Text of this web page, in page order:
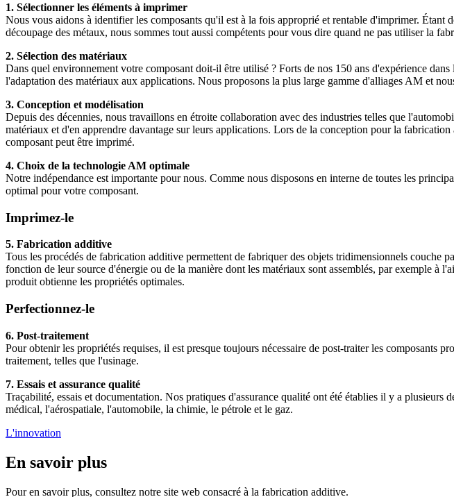
1. Sélectionner les éléments à imprimer
Nous vous aidons à identifier les composants qu'il est à la fois approprié et rentable d'imprimer.
découpage des métaux, nous sommes tout aussi compétents pour vous dire quand ne pas utiliser la
2. Sélection des matériaux
Dans quel environnement votre composant doit-il être utilisé ? Forts de nos 150 ans d'expérience
l'adaptation des matériaux aux applications. Nous proposons la plus large gamme d'alliages AM et
3. Conception et modélisation
Depuis des décennies, nous travaillons en étroite collaboration avec des industries telles que
matériaux et d'en apprendre davantage sur leurs applications. Lors de la conception pour la
composant peut être imprimé.
4. Choix de la technologie AM optimale
Notre indépendance est importante pour nous. Comme nous disposons en interne de toutes les
optimal pour votre composant.
Imprimez-le
5. Fabrication additive
Tous les procédés de fabrication additive permettent de fabriquer des objets tridimensionnels couche
fonction de leur source d'énergie ou de la manière dont les matériaux sont assemblés, par exemple
produit obtienne les propriétés optimales.
Perfectionnez-le
6. Post-traitement
Pour obtenir les propriétés requises, il est presque toujours nécessaire de post-traiter les composants
traitement, telles que l'usinage.
7. Essais et assurance qualité
Traçabilité, essais et documentation. Nos pratiques d'assurance qualité ont été établies il y a
médical, l'aérospatiale, l'automobile, la chimie, le pétrole et le gaz.
L'innovation
En savoir plus
Pour en savoir plus, consultez notre site web consacré à la fabrication additive.